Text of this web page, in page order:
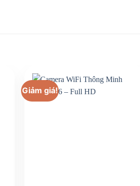
Giảm giá!